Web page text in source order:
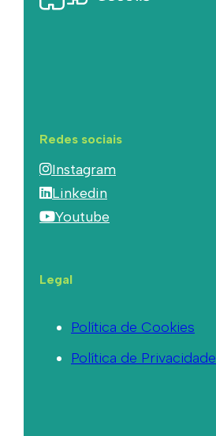
Redes sociais
Instagram
Linkedin
Youtube
Legal
Política de Cookies
Política de Privacidade